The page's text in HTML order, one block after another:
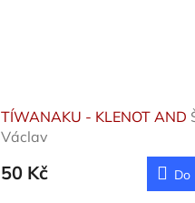
TÍWANAKU - KLENOT AND
Václav
50 Kč Do